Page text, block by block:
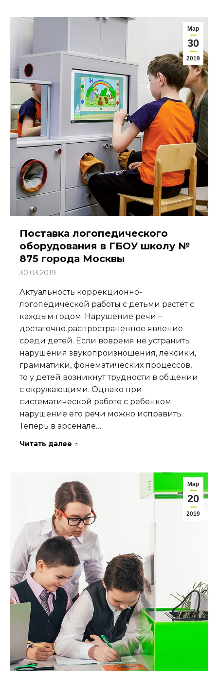
Мар
30
2019
Поставка логопедического
оборудования в ГБОУ школу №
875 города Москвы
30.03.2019
Актуальность коррекционно-
логопедической работы с детьми растет с
каждым годом. Нарушение речи –
достаточно распространенное явление
среди детей. Если вовремя не устранить
нарушения звукопроизношения, лексики,
грамматики, фонематических процессов,
то у детей возникнут трудности в общении
с окружающими. Однако при
систематической работе с ребенком
нарушение его речи можно исправить.
Теперь в арсенале…
Читать далее
Мар
20
2019